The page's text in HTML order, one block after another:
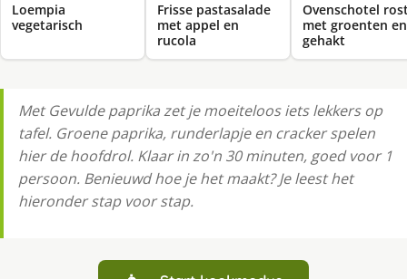
Loempia
vegetarisch
Frisse pastasalade
met appel en
rucola
Ovenschotel
met groenten en
gehakt
Met Gevulde paprika zet je moeiteloos iets lekkers op
tafel. Groene paprika, runderlapje en cracker spelen
hier de hoofdrol. Klaar in zo'n 30 minuten, goed voor 1
persoon. Benieuwd hoe je het maakt? Je leest het
hieronder stap voor stap.